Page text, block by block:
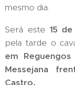
mesmo dia.
Será este 15
pela tarde o
em
Messejana
Castro.